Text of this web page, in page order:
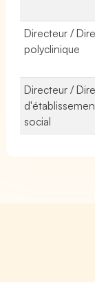
Directeur /
polyclinique
Directeur /
social